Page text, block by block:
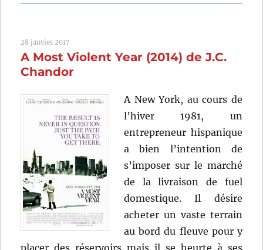
Propriété
Sydney
Pollack
28 janvier 2017
A Most Violent Year (2014) de J.C.
Chandor
A New York, au cours de
l’hiver 1981, un
entrepreneur hispanique
a bien l’intention de
s’imposer sur le marché
de la livraison de fuel
domestique. Il désire
acheter un vaste terrain
au bord du fleuve pour y
placer des réservoirs mais il se heurte à ses